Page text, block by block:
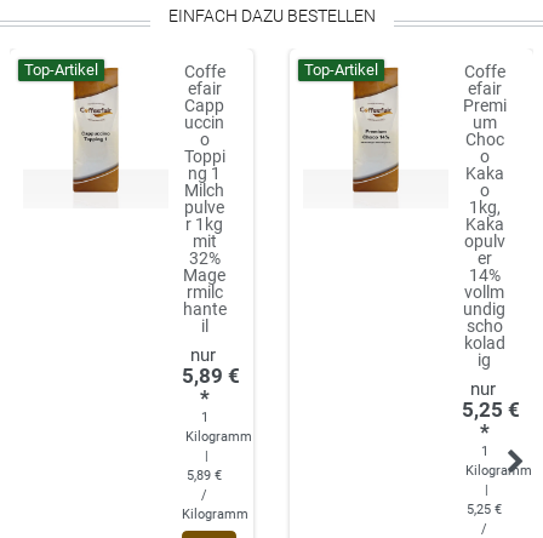
EINFACH DAZU BESTELLEN
Top-Artikel
Coffe
efair
Capp
uccin
o
Toppi
ng 1
Milch
pulve
r 1kg
mit
32%
Mage
rmilc
hante
il
5,89 €
*
1
Kilogramm
|
5,89 €
/
Kilogramm
Top-Artikel
Coffe
efair
Premi
um
Choc
o
Kaka
o
1kg,
Kaka
opulv
er
14%
vollm
undig
scho
kolad
ig
5,25 €
*
1
Kilogramm
|
5,25 €
/